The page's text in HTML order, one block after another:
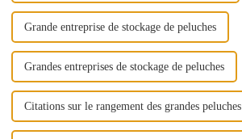
Grande entreprise de stockage de peluches
Grandes entreprises de stockage de peluches
Citations sur le rangement des grandes peluches